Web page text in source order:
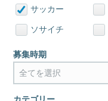
サッカー
ソサイチ
募集時期